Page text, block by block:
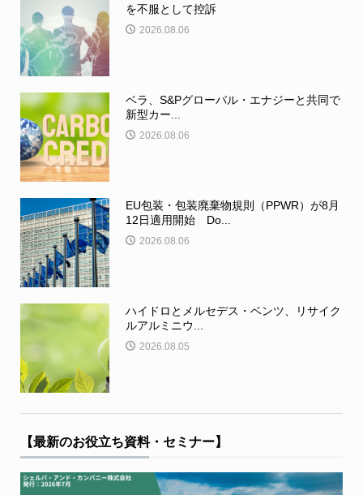
を不服として控訴
2026.08.06
ベラ、S&Pグローバル・エナジーと共同で
新型カー...
2026.08.06
EU包装・包装廃棄物規則（PPWR）が8月
12日適用開始 Do...
2026.08.06
ハイドロとメルセデス・ベンツ、リサイク
ルアルミニウ...
2026.08.05
【最新のお役立ち資料・セミナー】